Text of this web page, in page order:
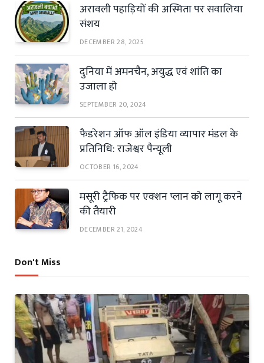
अरावली पहाड़ियों की अस्मिता पर सवालिया
संशय
DECEMBER 28, 2025
दुनिया में अमनचैन, अयुद्ध एवं शांति का
उजाला हो
SEPTEMBER 20, 2024
फैडरेशन ऑफ ऑल इंडिया व्यापार मंडल के
प्रतिनिधि: राजेश्वर पैन्यूली
OCTOBER 16, 2024
मसूरी ट्रैफिक पर एक्शन प्लान को लागू करने
की तैयारी
DECEMBER 21, 2024
Don't Miss